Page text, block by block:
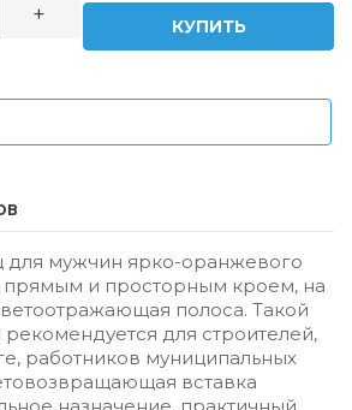
+ КУПИТЬ
для мужчин ярко-оранжевого
прямым и просторным кроем, на
полоса. Такой
для строителей,
работников муниципальных
вставка